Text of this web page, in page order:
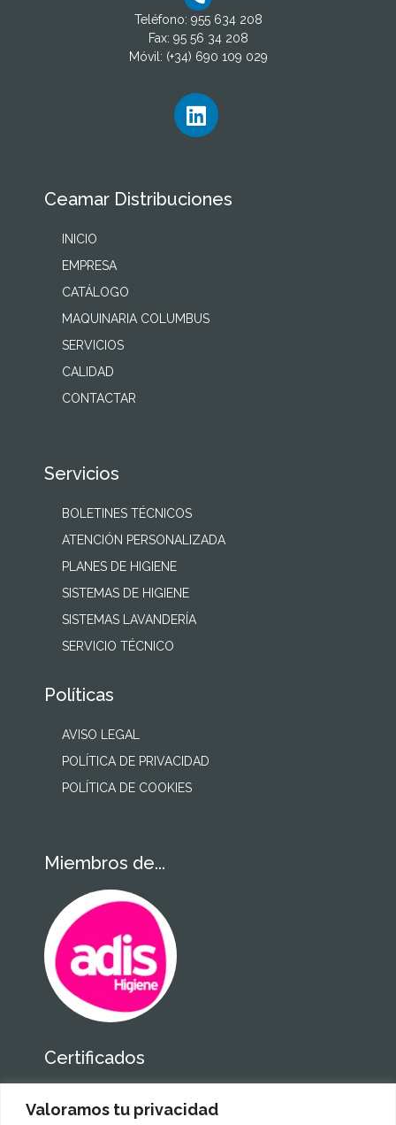
Valoramos tu privacidad
Teléfono: 955 634 208
Fax: 95 56 34 208
Móvil: (+34) 690 109 029
Ceamar Distribuciones
INICIO
EMPRESA
CATÁLOGO
MAQUINARIA COLUMBUS
SERVICIOS
CALIDAD
CONTACTAR
Servicios
BOLETINES TÉCNICOS
ATENCIÓN PERSONALIZADA
PLANES DE HIGIENE
SISTEMAS DE HIGIENE
SISTEMAS LAVANDERÍA
SERVICIO TÉCNICO
Políticas
AVISO LEGAL
POLÍTICA DE PRIVACIDAD
POLÍTICA DE COOKIES
Miembros de...
Certificados